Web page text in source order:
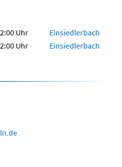
Uhr
Einsiedlerbach
Uhr Einsiedlerbach